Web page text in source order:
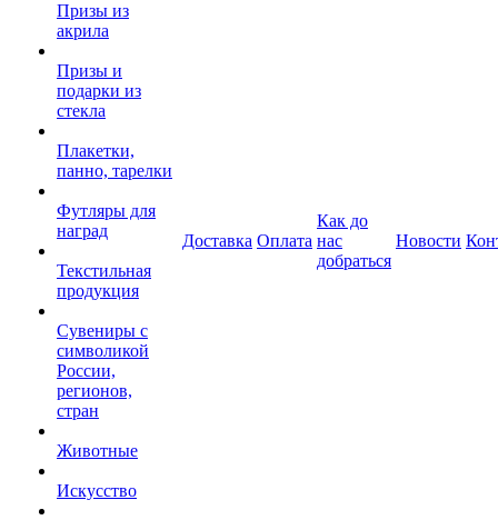
Призы из
акрила
Призы и
подарки из
стекла
Плакетки,
панно, тарелки
Футляры для
наград
Текстильная
продукция
Сувениры с
символикой
России,
регионов,
стран
Животные
Искусство
Доставка Оплата
Как до
нас
добраться
Новости